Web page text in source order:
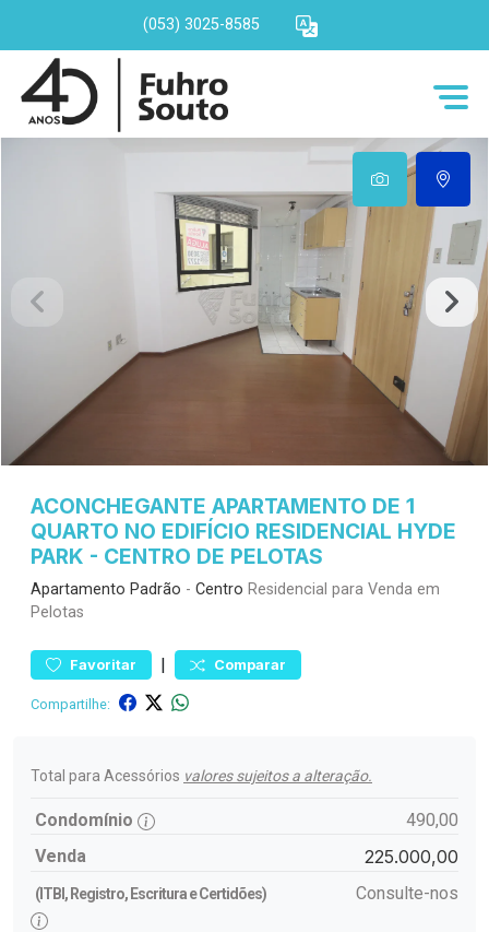
(053) 3025-8585
ACONCHEGANTE APARTAMENTO DE 1
QUARTO NO EDIFÍCIO RESIDENCIAL HYDE
PARK - CENTRO DE PELOTAS
Apartamento Padrão - Centro Residencial para Venda em
Pelotas
Favoritar | Comparar
Compartilhe:
Total para Acessórios valores sujeitos a alteração.
Condomínio
490,00
Venda
225.000,00
(ITBI, Registro, Escritura e Certidões) Consulte-nos